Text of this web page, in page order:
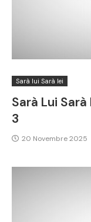
Sarà lui Sarà lei
Sarà Lui
3
20 Novembre 2025